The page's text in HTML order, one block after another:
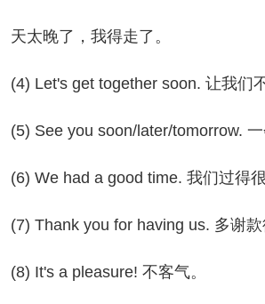
晚了，我得走了。
Let's get together soon. 让我们不
See you soon/later/tomorrow. 一
We had a good time. 我们过得
Thank you for having us. 多谢款
It's a pleasure! 不客气。